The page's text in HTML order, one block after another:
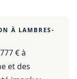
À LAMBRES-
€à
et des